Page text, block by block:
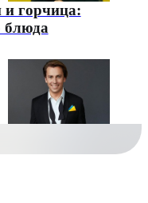
и горчица:
блюда